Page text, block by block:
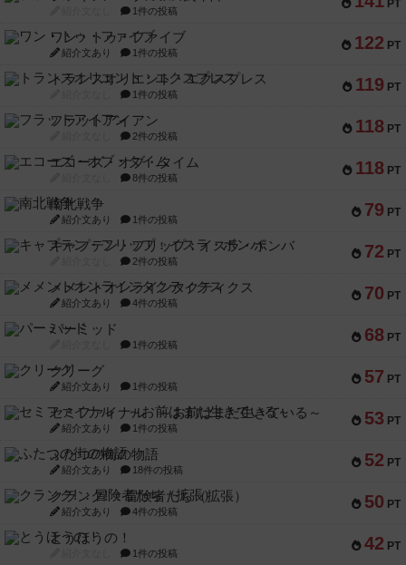
PT
1件の投稿
122 PT
ワン・トゥ・ファイブ
紹介文あり 1件の投稿
119 PT
トランスオリエント・エクスプレス
1件の投稿
118 PT
フラットアイアン
2件の投稿
118 PT
エコーズ・オブ・タイム
8件の投稿
79 PT
南北戦争
紹介文あり 1件の投稿
72 PT
キャプテン・フリップ：イスラ・ボンバ
2件の投稿
70 PT
メメントオンラインタクティクス
紹介文あり 4件の投稿
68 PT
パーミッド
1件の投稿
57 PT
クリーグ
紹介文あり 1件の投稿
53 PT
セミファイナル ～お前はまだ生きている～
紹介文あり 1件の投稿
52 PT
ふたつの街の物語
紹介文あり 18件の投稿
50 PT
クランク! ：冒険者たち（拡張）
紹介文あり 4件の投稿
42 PT
とうほうの！
1件の投稿